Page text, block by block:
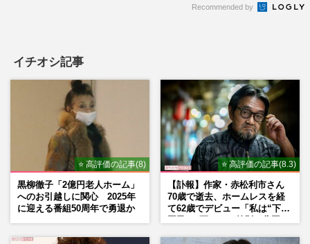
Recommended by
イチオシ記事
⭐ 高評価の記事(8)
黒柳徹子「2億円老人ホーム」
へのお引越しに関心 2025年
に迎える番組50周年で勇退か
⭐ 高評価の記事(8.3)
【訃報】作家・赤松利市さん
70歳で逝去、ホームレスを経
て62歳でデビュー「私は“下級